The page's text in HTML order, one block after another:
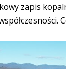
zapis